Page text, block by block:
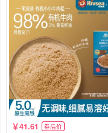
41.61 券后价